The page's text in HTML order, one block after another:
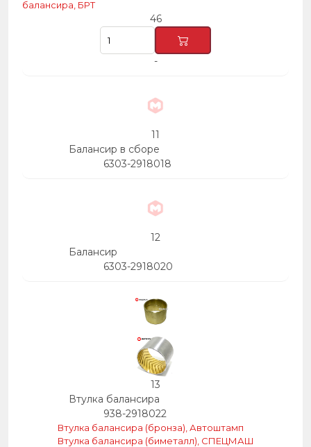
балансира, БРТ
46
-
11
Балансир в сборе
6303-2918018
12
Балансир
6303-2918020
13
Втулка балансира
938-2918022
Втулка балансира (бронза), Автоштамп
Втулка балансира (биметалл), СПЕЦМАШ